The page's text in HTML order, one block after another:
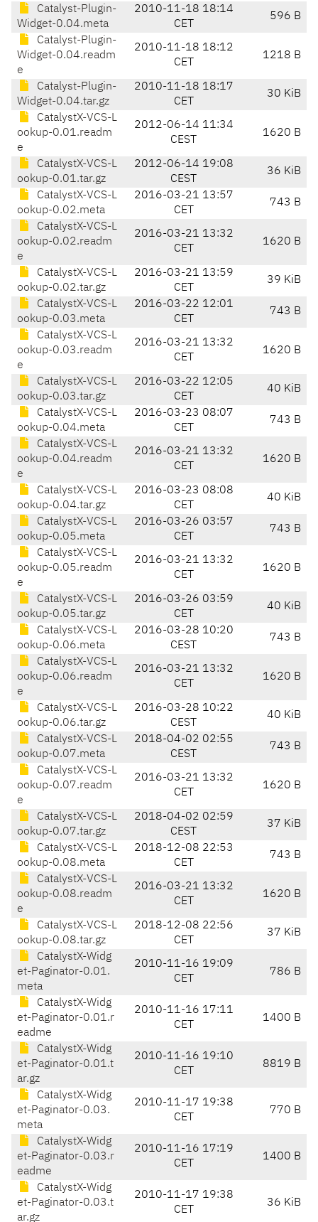
Catalyst-Plugin-
Widget-0.04.meta
2010-11-18 18:14
CET
596 B
Catalyst-Plugin-
Widget-0.04.readm
e
2010-11-18 18:12
CET
1218 B
Catalyst-Plugin-
Widget-0.04.tar.gz
2010-11-18 18:17
CET
30 KiB
CatalystX-VCS-L
ookup-0.01.readm
e
2012-06-14 11:34
CEST
1620 B
CatalystX-VCS-L
ookup-0.01.tar.gz
2012-06-14 19:08
CEST
36 KiB
CatalystX-VCS-L
ookup-0.02.meta
2016-03-21 13:57
CET
743 B
CatalystX-VCS-L
ookup-0.02.readm
e
2016-03-21 13:32
CET
1620 B
CatalystX-VCS-L
ookup-0.02.tar.gz
2016-03-21 13:59
CET
39 KiB
CatalystX-VCS-L
ookup-0.03.meta
2016-03-22 12:01
CET
743 B
CatalystX-VCS-L
ookup-0.03.readm
e
2016-03-21 13:32
CET
1620 B
CatalystX-VCS-L
ookup-0.03.tar.gz
2016-03-22 12:05
CET
40 KiB
CatalystX-VCS-L
ookup-0.04.meta
2016-03-23 08:07
CET
743 B
CatalystX-VCS-L
ookup-0.04.readm
e
2016-03-21 13:32
CET
1620 B
CatalystX-VCS-L
ookup-0.04.tar.gz
2016-03-23 08:08
CET
40 KiB
CatalystX-VCS-L
ookup-0.05.meta
2016-03-26 03:57
CET
743 B
CatalystX-VCS-L
ookup-0.05.readm
e
2016-03-21 13:32
CET
1620 B
CatalystX-VCS-L
ookup-0.05.tar.gz
2016-03-26 03:59
CET
40 KiB
CatalystX-VCS-L
ookup-0.06.meta
2016-03-28 10:20
CEST
743 B
CatalystX-VCS-L
ookup-0.06.readm
e
2016-03-21 13:32
CET
1620 B
CatalystX-VCS-L
ookup-0.06.tar.gz
2016-03-28 10:22
CEST
40 KiB
CatalystX-VCS-L
ookup-0.07.meta
2018-04-02 02:55
CEST
743 B
CatalystX-VCS-L
ookup-0.07.readm
e
2016-03-21 13:32
CET
1620 B
CatalystX-VCS-L
ookup-0.07.tar.gz
2018-04-02 02:59
CEST
37 KiB
CatalystX-VCS-L
ookup-0.08.meta
2018-12-08 22:53
CET
743 B
CatalystX-VCS-L
ookup-0.08.readm
e
2016-03-21 13:32
CET
1620 B
CatalystX-VCS-L
ookup-0.08.tar.gz
2018-12-08 22:56
CET
37 KiB
CatalystX-Widg
et-Paginator-0.01.
meta
2010-11-16 19:09
CET
786 B
CatalystX-Widg
et-Paginator-0.01.r
eadme
2010-11-16 17:11
CET
1400 B
CatalystX-Widg
et-Paginator-0.01.t
ar.gz
2010-11-16 19:10
CET
8819 B
CatalystX-Widg
et-Paginator-0.03.
meta
2010-11-17 19:38
CET
770 B
CatalystX-Widg
et-Paginator-0.03.r
eadme
2010-11-16 17:19
CET
1400 B
CatalystX-Widg
et-Paginator-0.03.t
ar.gz
2010-11-17 19:38
CET
36 KiB